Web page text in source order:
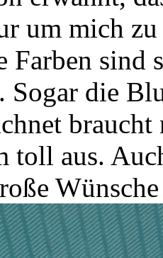
um mich
sind
Sogar die
toll aus.